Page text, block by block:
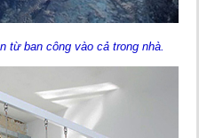
từ ban công vào cả trong nhà.